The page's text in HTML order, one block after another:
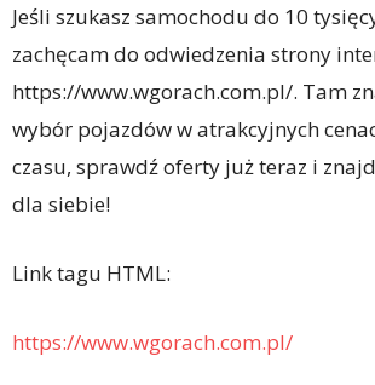
Jeśli szukasz samochodu do 10
zachęcam do odwiedzenia strony
https://www.wgorach.com.pl/. Tam
wybór pojazdów w atrakcyjnych
czasu, sprawdź oferty już teraz i
dla siebie!
Link tagu HTML:
https://www.wgorach.com.pl/